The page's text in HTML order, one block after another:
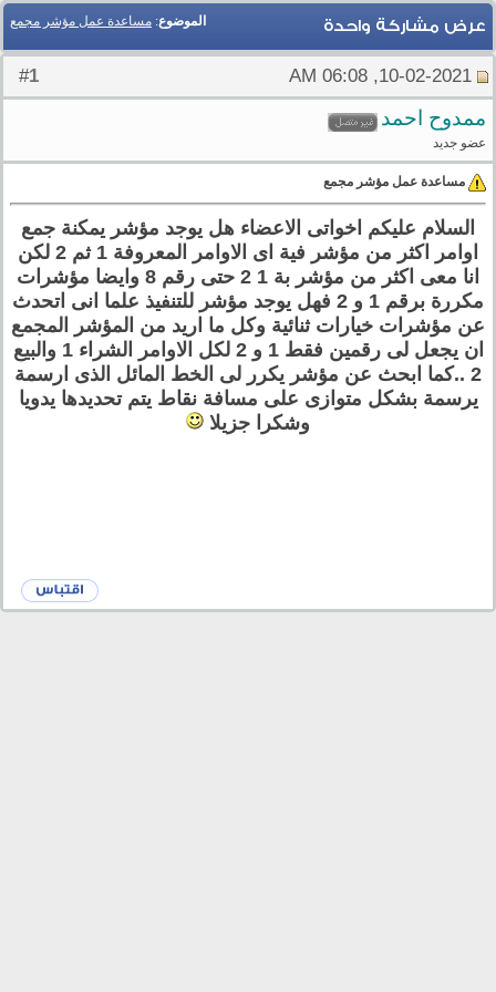
الموضوع: مساعدة عمل مؤشر مجمع عرض مشاركة واحدة
1
ممدوح احمد
عضو جديد
مساعدة عمل مؤشر مجمع
السلام عليكم اخواتى الاعضاء هل يوجد مؤشر يمكنة جمع
اوامر اكثر من مؤشر فية اى الاوامر المعروفة 1 ثم 2 لكن
انا معى اكثر من مؤشر بة 1 2 حتى رقم 8 وايضا مؤشرات
مكررة برقم 1 و 2 فهل يوجد مؤشر للتنفيذ علما انى اتحدث
عن مؤشرات خيارات ثنائية وكل ما اريد من المؤشر المجمع
ان يجعل لى رقمين فقط 1 و 2 لكل الاوامر الشراء 1 والبيع
2 ..كما ابحث عن مؤشر يكرر لى الخط المائل الذى ارسمة
يرسمة بشكل متوازى على مسافة نقاط يتم تحديدها يدويا
وشكرا جزيلا